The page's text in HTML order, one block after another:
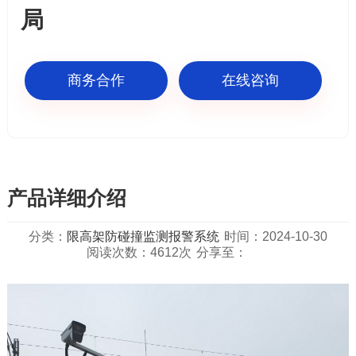
局
商务合作 在线咨询
产品详细介绍
分类： 限高架防碰撞监测报警系统 时间：2024-10-30
阅读次数：4612次 分享至：